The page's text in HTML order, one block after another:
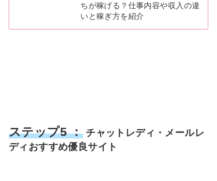
ちが稼げる？仕事内容や収入の違
いと稼ぎ方を紹介
ステップ5 ：チャットレディ・メールレ
ディおすすめ優良サイト